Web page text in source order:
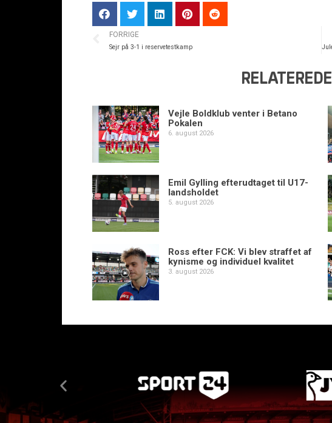
FORRIGE
Sejr på 3-1 i reservetestkamp
Vejle Boldklub venter i Betano
Pokalen
6. august 2026
Emil Gylling efterudtaget til U17-
landsholdet
5. august 2026
Ross efter FCK: Vi blev straffet af
kynisme og individuel kvalitet
3. august 2026